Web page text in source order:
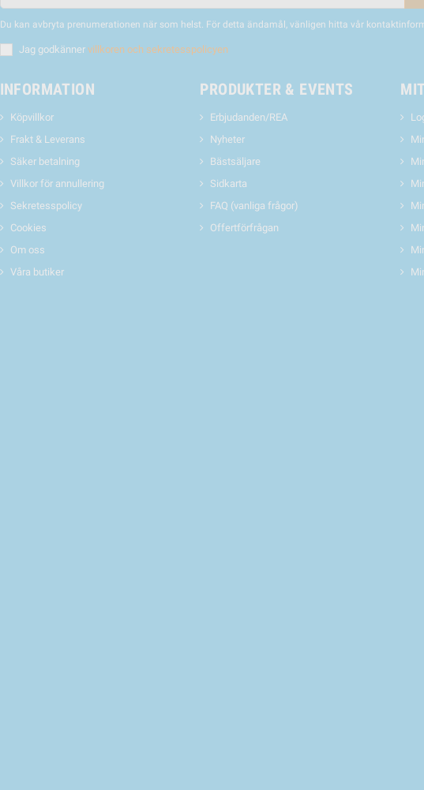
Du kan avbryta prenumerationen när som helst. För detta ändamål, vänligen hitta vår
Jag godkänner villkoren och sekretesspolicyen
INFORMATION
Köpvillkor
Frakt & Leverans
Säker betalning
Villkor för annullering
Sekretesspolicy
Cookies
Om oss
Våra butiker
PRODUKTER & EVENTS
Erbjudanden/REA
Nyheter
Bästsäljare
Sidkarta
FAQ (vanliga frågor)
Offertförfrågan